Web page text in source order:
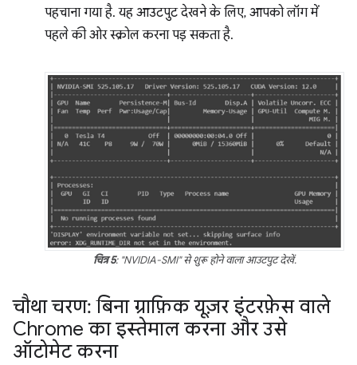
पहचाना गया है. यह आउटपुट देखने के लिए, आपको लॉग में
पहले की ओर स्क्रोल करना पड़ सकता है.
चित्र 5: "NVIDIA-SMI" से शुरू होने वाला आउटपुट देखें.
चौथा चरण: बिना ग्राफ़िक यूज़र इंटरफ़ेस वाले
Chrome का इस्तेमाल करना और उसे
ऑटोमेट करना